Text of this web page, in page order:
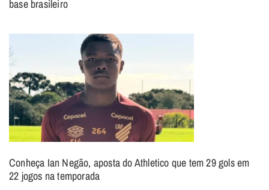
base brasileiro
Conheça Ian Negão, aposta do Athletico que tem 29 gols em
22 jogos na temporada